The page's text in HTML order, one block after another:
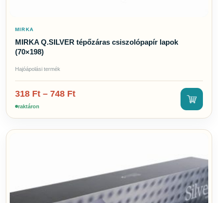
MIRKA
MIRKA Q.SILVER tépőzáras csiszolópapír lapok
(70×198)
Hajóápolási termék
318 Ft – 748 Ft
raktáron